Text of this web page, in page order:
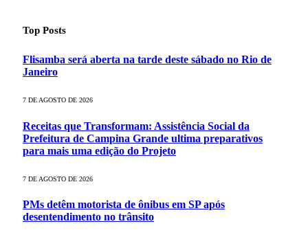
Top Posts
Flisamba será aberta na tarde deste sábado no Rio de
Janeiro
7 DE AGOSTO DE 2026
Receitas que Transformam: Assistência Social da
Prefeitura de Campina Grande ultima preparativos
para mais uma edição do Projeto
7 DE AGOSTO DE 2026
PMs detêm motorista de ônibus em SP após
desentendimento no trânsito